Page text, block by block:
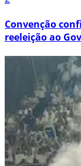
Convenção
reeleição ao